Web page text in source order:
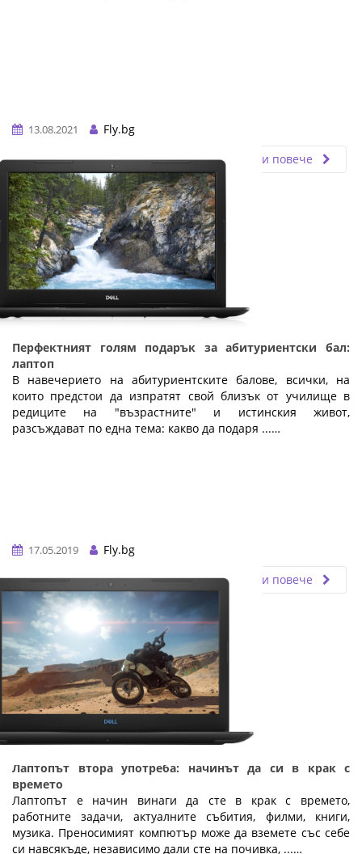
13.08.2021
Fly.bg
Прочети повече
Перфектният голям подарък за абитуриентски бал:
лаптоп
В навечерието на абитуриентските балове, всички, на
които предстои да изпратят свой близък от училище в
редиците на "възрастните" и истинския живот,
разсъждават по една тема: какво да подаря ...…
17.05.2019
Fly.bg
Прочети повече
Лаптопът втора употреба: начинът да си в крак с
времето
Лаптопът е начин винаги да сте в крак с времето,
работните задачи, актуалните събития, филми, книги,
музика. Преносимият компютър може да вземете със себе
си навсякъде, независимо дали сте на почивка, ...…